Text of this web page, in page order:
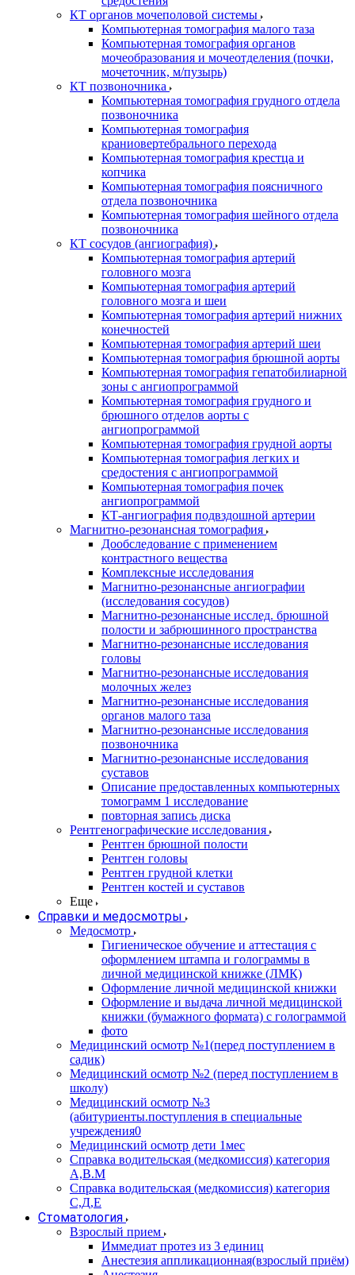
КТ органов мочеполовой системы
Компьютерная томография малого таза
Компьютерная томография органов
мочеобразования и мочеотделения (почки,
мочеточник, м/пузырь)
КТ позвоночника
Компьютерная томография грудного отдела
позвоночника
Компьютерная томография
краниовертебрального перехода
Компьютерная томография крестца и
копчика
Компьютерная томография поясничного
отдела позвоночника
Компьютерная томография шейного отдела
позвоночника
КТ сосудов (ангиография)
Компьютерная томография артерий
головного мозга
Компьютерная томография артерий
головного мозга и шеи
Компьютерная томография артерий нижних
конечностей
Компьютерная томография артерий шеи
Компьютерная томография брюшной аорты
Компьютерная томография гепатобилиарной
зоны с ангиопрограммой
Компьютерная томография грудного и
брюшного отделов аорты с
ангиопрограммой
Компьютерная томография грудной аорты
Компьютерная томография легких и
средостения с ангиопрограммой
Компьютерная томография почек
ангиопрограммой
КТ-ангиография подвздошной артерии
Магнитно-резонансная томография
Дообследование с применением
контрастного вещества
Комплексные исследования
Магнитно-резонансные ангиографии
(исследования сосудов)
Магнитно-резонансные исслед. брюшной
полости и забрюшинного пространства
Магнитно-резонансные исследования
головы
Магнитно-резонансные исследования
молочных желез
Магнитно-резонансные исследования
органов малого таза
Магнитно-резонансные исследования
позвоночника
Магнитно-резонансные исследования
суставов
Описание предоставленных компьютерных
томограмм 1 исследование
повторная запись диска
Рентгенографические исследования
Рентген брюшной полости
Рентген головы
Рентген грудной клетки
Рентген костей и суставов
Еще
Справки и медосмотры
Медосмотр
Гигиеническое обучение и аттестация с
оформлением штампа и голограммы в
личной медицинской книжке (ЛМК)
Оформление личной медицинской книжки
Оформление и выдача личной медицинской
книжки (бумажного формата) с голограммой
фото
Медицинский осмотр №1(перед поступлением в
садик)
Медицинский осмотр №2 (перед поступлением в
школу)
Медицинский осмотр №3
(абитуриенты.поступления в специальные
учреждения0
Медицинский осмотр дети 1мес
Справка водительская (медкомиссия) категория
А,В.М
Справка водительская (медкомиссия) категория
С,Д,Е
Стоматология
Взрослый прием
Иммедиат протез из 3 единиц
Анестезия аппликационная(взрослый приём)